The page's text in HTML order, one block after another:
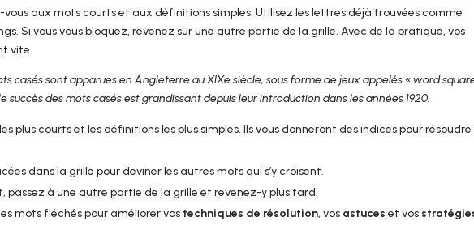
aux mots courts et aux définitions simples. Utilisez les lettres déjà trouvées comme
Si vous vous bloquez, revenez sur une autre partie de la grille. Avec de la pratique, vos
vite.
casés sont apparues en Angleterre au XIXe siècle, sous forme de jeux appelés « word
succès des mots casés est grandissant depuis leur introduction dans les années 1920.
plus courts et les définitions les plus simples. Ils vous donneront des indices pour résoudre
dans la grille pour deviner les autres mots qui s’y croisent.
passez à une autre partie de la grille et revenez-y plus tard.
mots fléchés pour améliorer vos techniques de résolution, vos astuces et vos